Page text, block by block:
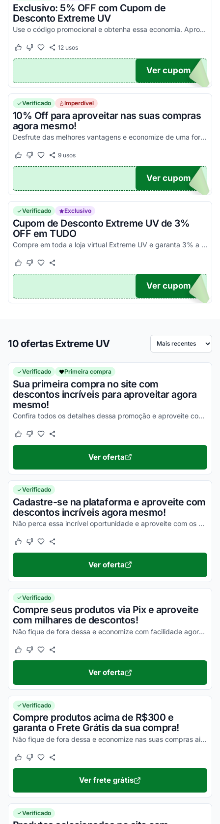
Exclusivo: 5% OFF com Cupom de
Desconto Extreme UV
Use o código promocional e obtenha essa economia. Aproveite que é só aqui!
Este cupom funcionou
Este cupom não funcionou
12usos
SC20
Ver cupom
Verificado Imperdível
10% Off para aproveitar nas suas compras
agora mesmo!
Desfrute das melhores vantagens e economize de uma forma simples nas suas compras!
Este cupom funcionou
Este cupom não funcionou
9usos
IO10
Ver cupom
Verificado Exclusivo
Cupom de Desconto Extreme UV de 3%
OFF em TUDO
Compre em toda a loja virtual Extreme UV e garanta 3% a mais de desconto com esse código promocional. Pegue e aproveite mais essa exclusividade!
Este cupom funcionou
Este cupom não funcionou
UPOM
Ver cupom
10 ofertas Extreme UV Ordenar por
Verificado Primeira compra
Sua primeira compra no site com
descontos incríveis para aproveitar agora
mesmo!
Confira todos os detalhes dessa promoção e aproveite com vantagens simplesmente incríveis!
Este cupom funcionou
Este cupom não funcionou
Ver oferta
Verificado
Cadastre-se na plataforma e aproveite com
descontos incríveis agora mesmo!
Não perca essa incrível oportunidade e aproveite com os melhores benefícios!
Este cupom funcionou
Este cupom não funcionou
Ver oferta
Verificado
Compre seus produtos via Pix e aproveite
com milhares de descontos!
Não fique de fora dessa e economize com facilidade agora mesmo!
Este cupom funcionou
Este cupom não funcionou
Ver oferta
Verificado
Compre produtos acima de R$300 e
garanta o Frete Grátis da sua compra!
Não fique de fora dessa e economize nas suas compras ainda hoje! Obs: consulte o regulamento no site!
Este cupom funcionou
Este cupom não funcionou
Ver frete grátis
Verificado